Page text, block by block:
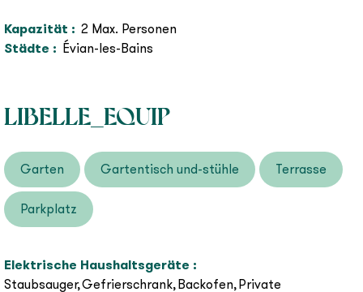
Kapazität : 2 Max. Personen
Städte : Évian-les-Bains
LIBELLE_EQUIP
Garten Gartentisch und-stühle Terrasse
Parkplatz
Elektrische Haushaltsgeräte :
Staubsauger Gefrierschrank Backofen Private